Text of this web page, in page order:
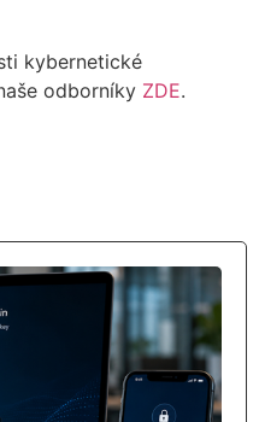
kybernetické
odborníky ZDE.